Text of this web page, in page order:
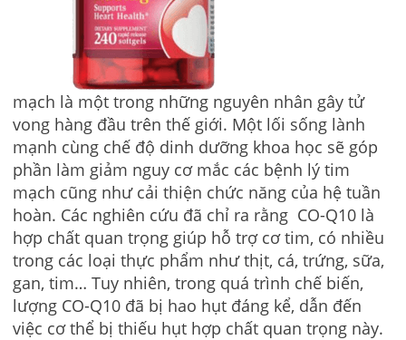
mạch là một trong những nguyên nhân gây tử
vong hàng đầu trên thế giới. Một lối sống lành
mạnh cùng chế độ dinh dưỡng khoa học sẽ góp
phần làm giảm nguy cơ mắc các bệnh lý tim
mạch cũng như cải thiện chức năng của hệ tuần
hoàn. Các nghiên cứu đã chỉ ra rằng CO-Q10 là
hợp chất quan trọng giúp hỗ trợ cơ tim, có nhiều
trong các loại thực phẩm như thịt, cá, trứng, sữa,
gan, tim… Tuy nhiên, trong quá trình chế biến,
lượng CO-Q10 đã bị hao hụt đáng kể, dẫn đến
việc cơ thể bị thiếu hụt hợp chất quan trọng này.